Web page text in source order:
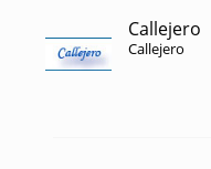
Callejero
Callejero